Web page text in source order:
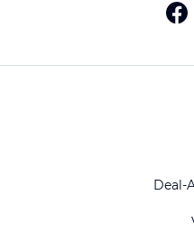
Deal-